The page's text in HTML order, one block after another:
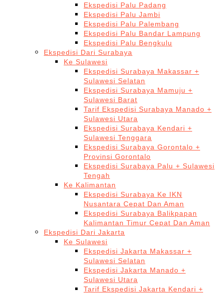
Ekspedisi Palu Padang
Ekspedisi Palu Jambi
Ekspedisi Palu Palembang
Ekspedisi Palu Bandar Lampung
Ekspedisi Palu Bengkulu
Ekspedisi Dari Surabaya
Ke Sulawesi
Ekspedisi Surabaya Makassar +
Sulawesi Selatan
Ekspedisi Surabaya Mamuju +
Sulawesi Barat
Tarif Ekspedisi Surabaya Manado +
Sulawesi Utara
Ekspedisi Surabaya Kendari +
Sulawesi Tenggara
Ekspedisi Surabaya Gorontalo +
Provinsi Gorontalo
Ekspedisi Surabaya Palu + Sulawesi
Tengah
Ke Kalimantan
Ekspedisi Surabaya Ke IKN
Nusantara Cepat Dan Aman
Ekspedisi Surabaya Balikpapan
Kalimantan Timur Cepat Dan Aman
Ekspedisi Dari Jakarta
Ke Sulawesi
Ekspedisi Jakarta Makassar +
Sulawesi Selatan
Ekspedisi Jakarta Manado +
Sulawesi Utara
Tarif Ekspedisi Jakarta Kendari +